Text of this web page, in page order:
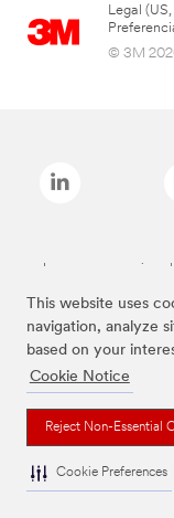
This website uses
navigation, analyze
based on your
Cookie Notice
Reject Non-Essential
Cookie Preferences
Legal
© 3M
Las marcas